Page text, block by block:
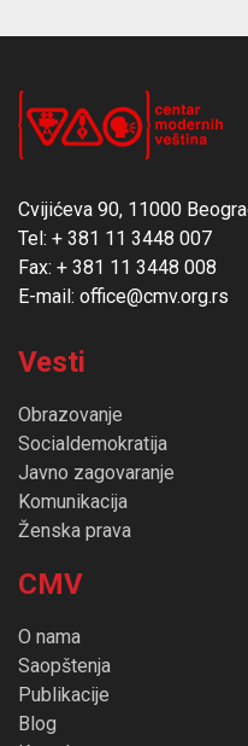
Cvijićeva 90, 11000
Tel: + 381 11 3448 007
Fax: + 381 11 3448 008
E-mail: office@cmv.org.rs
Vesti
Obrazovanje
Socialdemokratija
Javno zagovaranje
Komunikacija
Ženska prava
CMV
O nama
Saopštenja
Publikacije
Blog